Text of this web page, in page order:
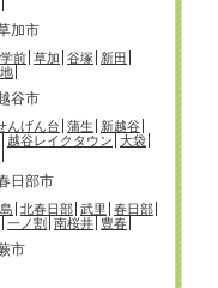
加市
前 草加 谷塚
新田
谷市
んげん台 蒲生
新越谷
越谷レイクタウン 大袋
日部市
北春日部 武里 春日部
一ノ割 南桜井 豊春
市